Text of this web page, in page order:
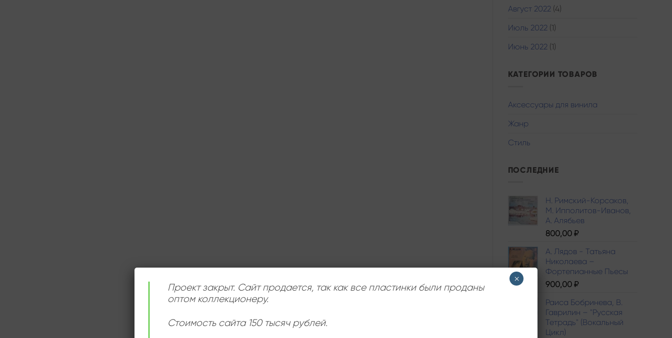
Август 2022(4)
Июль 2022(1)
Июнь 2022(1)
КАТЕГОРИИ ТОВАРОВ
Аксессуары для винила
Жанр
Стиль
ПОСЛЕДНИЕ
Н. Римский-Корсаков,
М. Ипполитов-Иванов,
A. Алябьев
800,00 ₽
А. Лядов - Татьяна
Николаева –
Фортепианные Пьесы
900,00 ₽
Раиса Бобринева, В.
Гаврилин – "Русская
Тетрадь" (Вокальный
Цикл)
Проект закрыт. Сайт продается, так как все пластинки были проданы
оптом коллекционеру.
Стоимость сайта 150 тысяч рублей.
×